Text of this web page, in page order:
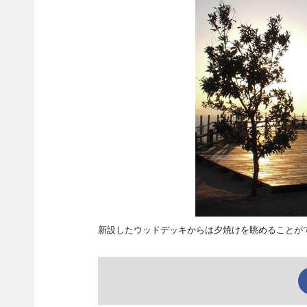
新設したウッドデッキからは夕焼けを眺めることが